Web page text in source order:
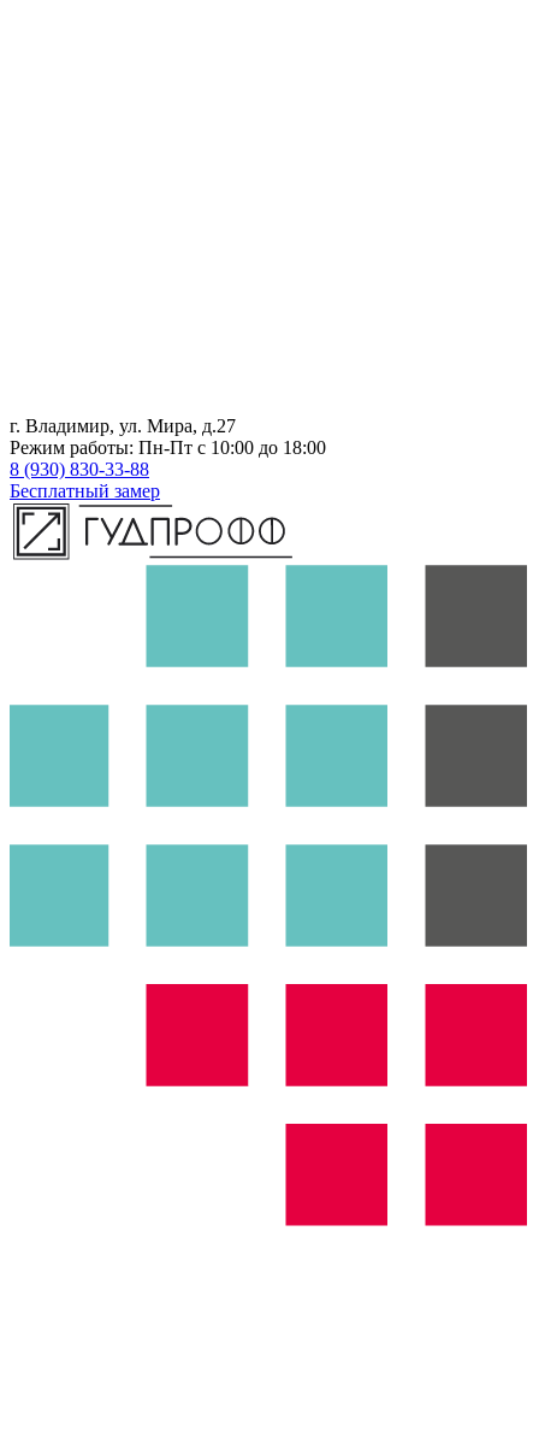
г. Владимир, ул. Мира, д.27
Режим работы: Пн-Пт с 10:00 до 18:00
8 (930) 830-33-88
Бесплатный замер